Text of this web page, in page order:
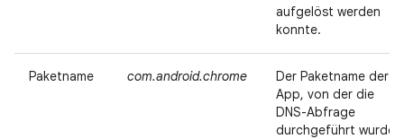
aufgelöst werden
konnte.
Paketname com.android.chrome
Der Paketname der
App, von der die
DNS-Abfrage
durchgeführt wurde.